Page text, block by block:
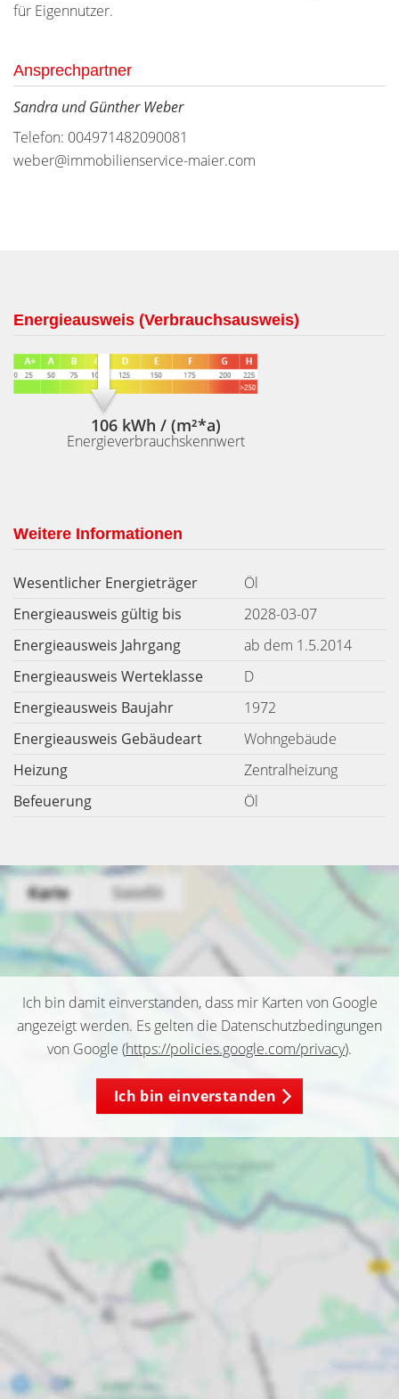
für Eigennutzer.
Ansprechpartner
Sandra und Günther Weber
Telefon: 004971482090081
weber@immobilienservice-maier.com
Energieausweis (Verbrauchsausweis)
106 kWh / (m²*a)
Energieverbrauchskennwert
Weitere Informationen
Wesentlicher Energieträger
Öl
Energieausweis gültig bis
2028-03-07
Energieausweis Jahrgang
ab dem 1.5.2014
Energieausweis Werteklasse
D
Energieausweis Baujahr
1972
Energieausweis Gebäudeart
Wohngebäude
Heizung
Zentralheizung
Befeuerung
Öl
Ich bin damit einverstanden, dass mir Karten von Google
angezeigt werden. Es gelten die Datenschutzbedingungen
von Google (https://policies.google.com/privacy).
Ich bin einverstanden